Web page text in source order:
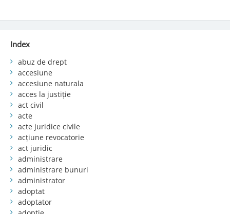
Index
abuz de drept
accesiune
accesiune naturala
acces la justiție
act civil
acte
acte juridice civile
acțiune revocatorie
act juridic
administrare
administrare bunuri
administrator
adoptat
adoptator